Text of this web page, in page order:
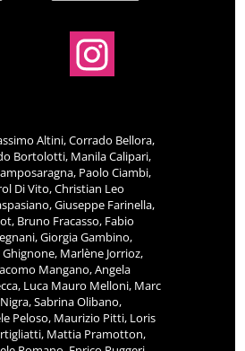
Altini, Corrado Bellora,
Bortolotti, Manila Calipari,
Paolo Ciambi,
Di Vito, Christian Leo
Giuseppe Farinella,
Bruno Fracasso, Fabio
Giorgia Gambino,
Marlène Jorrioz,
Mangano, Angela
Luca Mauro Melloni, Marc
Sabrina Olibano,
Peloso, Maurizio Pitti, Loris
Mattia Pramotton,